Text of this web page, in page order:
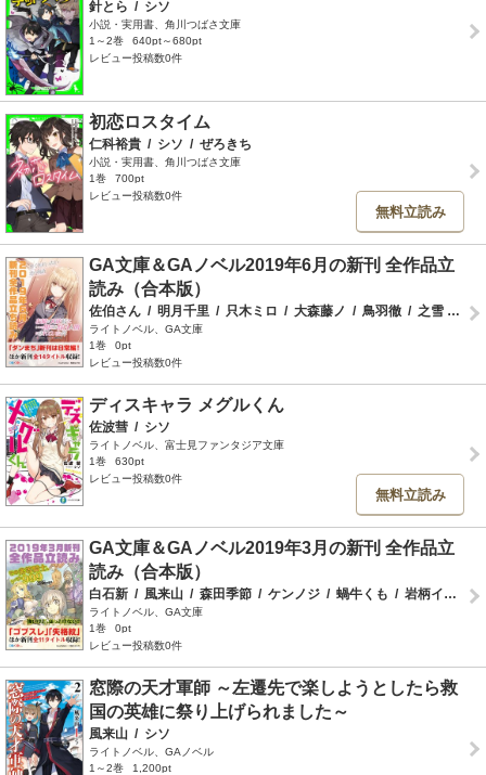
針とら / シソ
小説・実用書、角川つばさ文庫
1～2巻
640pt～680pt
レビュー投稿数0件
初恋ロスタイム
仁科裕貴 / シソ / ぜろきち
小説・実用書、角川つばさ文庫
1巻
700pt
レビュー投稿数0件
無料立読み
GA文庫＆GAノベル2019年6月の新刊 全作品立
読み（合本版）
佐伯さん / 明月千里 / 只木ミロ / 大森藤ノ / 鳥羽徹 / 之雪 / 霜
ライトノベル、GA文庫
1巻
0pt
レビュー投稿数0件
ディスキャラ メグルくん
佐波彗 / シソ
ライトノベル、富士見ファンタジア文庫
1巻
630pt
レビュー投稿数0件
無料立読み
GA文庫＆GAノベル2019年3月の新刊 全作品立
読み（合本版）
白石新 / 風来山 / 森田季節 / ケンノジ / 蝸牛くも / 岩柄イズカ /
ライトノベル、GA文庫
1巻
0pt
レビュー投稿数0件
窓際の天才軍師 ～左遷先で楽しようとしたら救
国の英雄に祭り上げられました～
風来山 / シソ
ライトノベル、GAノベル
1～2巻
1,200pt